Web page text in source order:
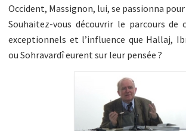
Occident, Massignon, lui, se passionna
Souhaitez-vous découvrir le parcours de
exceptionnels et l’influence que Hallaj,
ou Sohravardî eurent sur leur pensée ?